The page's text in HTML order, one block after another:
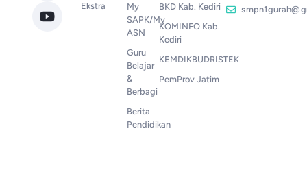
Ekstra
My
SAPK/My
ASN
Guru
Belajar
&
Berbagi
Berita
Pendidikan
BKD Kab. Kediri
KOMINFO Kab.
Kediri
KEMDIKBUDRISTEK
PemProv Jatim